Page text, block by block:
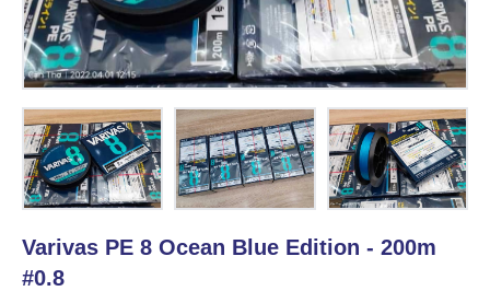
Varivas PE 8 Ocean Blue Edition - 200m
#0.8